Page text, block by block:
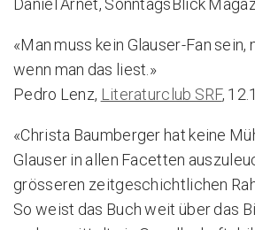
Daniel Arnet, SonntagsBlick
«Man muss kein Glauser-Fan sein,
wenn man das liest.»
Pedro Lenz, Literaturclub SRF,
«Christa Baumberger hat keine
Glauser in allen Facetten
grösseren zeitgeschichtlichen
So weist das Buch weit über das